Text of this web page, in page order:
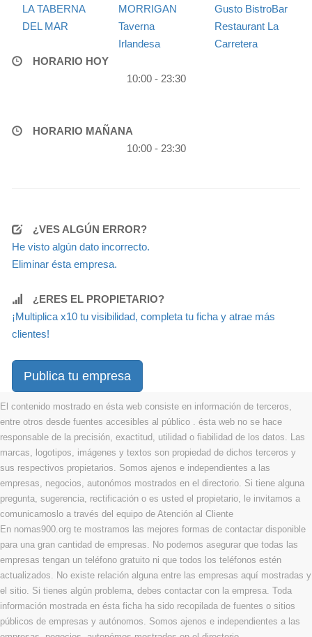
LA TABERNA
DEL MAR
MORRIGAN
Taverna
Irlandesa
Gusto BistroBar
Restaurant La
Carretera
HORARIO HOY
10:00 - 23:30
HORARIO MAÑANA
10:00 - 23:30
¿VES ALGÚN ERROR?
He visto algún dato incorrecto.
Eliminar ésta empresa.
¿ERES EL PROPIETARIO?
¡Multiplica x10 tu visibilidad, completa tu ficha y atrae más
clientes!
Publica tu empresa
El contenido mostrado en ésta web consiste en información de terceros,
entre otros desde fuentes accesibles al público . ésta web no se hace
responsable de la precisión, exactitud, utilidad o fiabilidad de los datos. Las
marcas, logotipos, imágenes y textos son propiedad de dichos terceros y
sus respectivos propietarios. Somos ajenos e independientes a las
empresas, negocios, autonómos mostrados en el directorio. Si tiene alguna
pregunta, sugerencia, rectificación o es usted el propietario, le invitamos a
comunicarnoslo a través del equipo de Atención al Cliente
En nomas900.org te mostramos las mejores formas de contactar disponible
para una gran cantidad de empresas. No podemos asegurar que todas las
empresas tengan un teléfono gratuito ni que todos los teléfonos estén
actualizados. No existe relación alguna entre las empresas aquí mostradas y
el sitio. Si tienes algún problema, debes contactar con la empresa. Toda
información mostrada en ésta ficha ha sido recopilada de fuentes o sitios
públicos de empresas y autónomos. Somos ajenos e independientes a las